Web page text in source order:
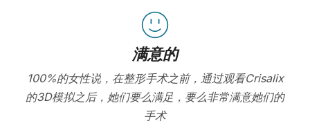
满意的
100%的女性说，在整形手术之前，通过观看Crisalix
的3D模拟之后，她们要么满足，要么非常满意她们的
手术